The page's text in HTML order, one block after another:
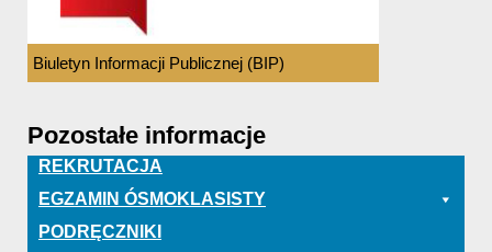
Biuletyn Informacji Publicznej (BIP)
Pozostałe informacje
REKRUTACJA
EGZAMIN ÓSMOKLASISTY
PODRĘCZNIKI